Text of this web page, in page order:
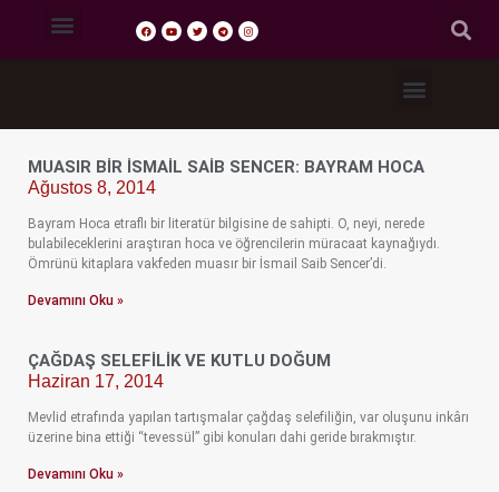
MUASIR BIR İSMAIL SAIB SENCER: BAYRAM HOCA
Ağustos 8, 2014
Bayram Hoca etraflı bir literatür bilgisine de sahipti. O, neyi, nerede
bulabileceklerini araştıran hoca ve öğrencilerin müracaat kaynağıydı.
Ömrünü kitaplara vakfeden muasır bir İsmail Saib Sencer’di.
Devamını Oku »
ÇAĞDAŞ SELEFILIK VE KUTLU DOĞUM
Haziran 17, 2014
Mevlid etrafında yapılan tartışmalar çağdaş selefiliğin, var oluşunu inkârı
üzerine bina ettiği “tevessül” gibi konuları dahi geride bırakmıştır.
Devamını Oku »